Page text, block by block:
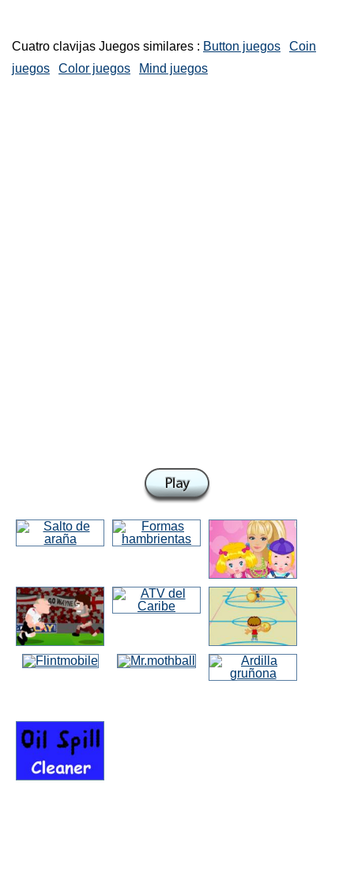
Cuatro clavijas Juegos similares : Button juegos
Coin
juegos
Color juegos Mind juegos